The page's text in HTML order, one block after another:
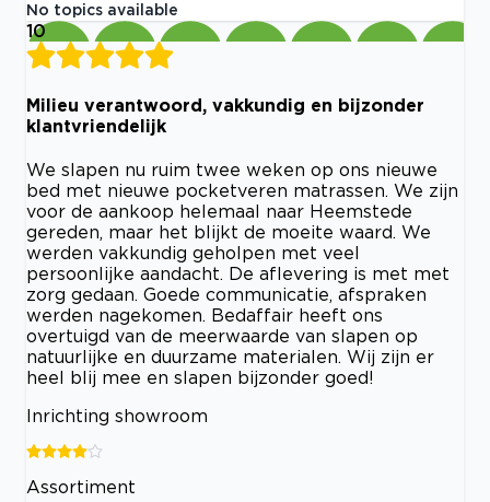
No topics available
10
Milieu verantwoord, vakkundig en bijzonder
klantvriendelijk
We slapen nu ruim twee weken op ons nieuwe
bed met nieuwe pocketveren matrassen. We zijn
voor de aankoop helemaal naar Heemstede
gereden, maar het blijkt de moeite waard. We
werden vakkundig geholpen met veel
persoonlijke aandacht. De aflevering is met met
zorg gedaan. Goede communicatie, afspraken
werden nagekomen. Bedaffair heeft ons
overtuigd van de meerwaarde van slapen op
natuurlijke en duurzame materialen. Wij zijn er
heel blij mee en slapen bijzonder goed!
Inrichting showroom
Assortiment